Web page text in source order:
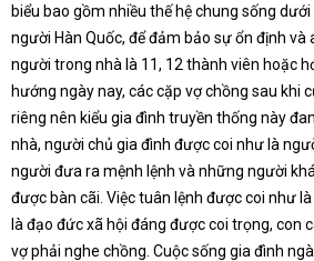
biểu bao gồm nhiều thế hệ chung sống
người Hàn Quốc, để đảm bảo sự ổn định và
người trong nhà là 11, 12 thành viên hoặc
hướng ngày nay, các cặp vợ chồng sau khi
riêng nên kiểu gia đình truyền thống này
nhà, người chủ gia đình được coi như là
người đưa ra mệnh lệnh và những người
được bàn cãi. Việc tuân lệnh được coi như
là đạo đức xã hội đáng được coi trọng, con
vợ phải nghe chồng. Cuộc sống gia đình